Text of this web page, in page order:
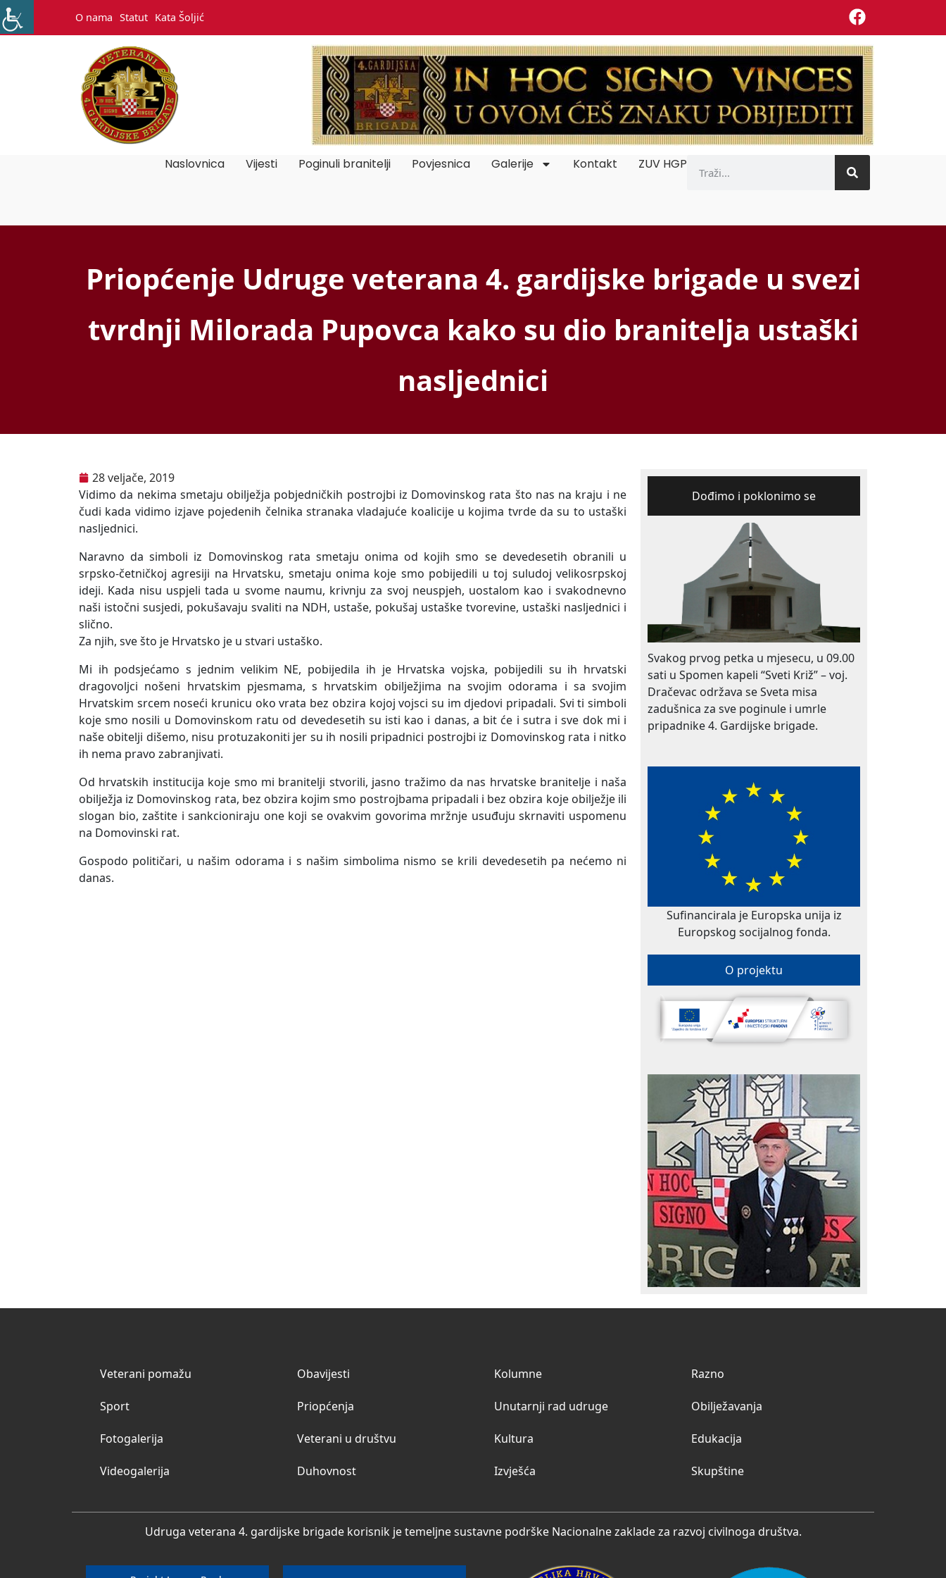
O nama Statut Kata Šoljić
Naslovnica Vijesti Poginuli branitelji Povjesnica Galerije Kontakt ZUV HGP
Priopćenje Udruge veterana 4. gardijske brigade u svezi
tvrdnji Milorada Pupovca kako su dio branitelja ustaški
nasljednici
28 veljače, 2019
Vidimo da nekima smetaju obilježja pobjedničkih postrojbi iz Domovinskog rata što nas na kraju i ne
čudi kada vidimo izjave pojedenih čelnika stranaka vladajuće koalicije u kojima tvrde da su to ustaški
nasljednici.
Naravno da simboli iz Domovinskog rata smetaju onima od kojih smo se devedesetih obranili u
srpsko-četničkoj agresiji na Hrvatsku, smetaju onima koje smo pobijedili u toj suludoj velikosrpskoj
ideji. Kada nisu uspjeli tada u svome naumu, krivnju za svoj neuspjeh, uostalom kao i svakodnevno
naši istočni susjedi, pokušavaju svaliti na NDH, ustaše, pokušaj ustaške tvorevine, ustaški nasljednici i
slično.
Za njih, sve što je Hrvatsko je u stvari ustaško.
Mi ih podsjećamo s jednim velikim NE, pobijedila ih je Hrvatska vojska, pobijedili su ih hrvatski
dragovoljci nošeni hrvatskim pjesmama, s hrvatskim obilježjima na svojim odorama i sa svojim
Hrvatskim srcem noseći krunicu oko vrata bez obzira kojoj vojsci su im djedovi pripadali. Svi ti simboli
koje smo nosili u Domovinskom ratu od devedesetih su isti kao i danas, a bit će i sutra i sve dok mi i
naše obitelji dišemo, nisu protuzakoniti jer su ih nosili pripadnici postrojbi iz Domovinskog rata i nitko
ih nema pravo zabranjivati.
Od hrvatskih institucija koje smo mi branitelji stvorili, jasno tražimo da nas hrvatske branitelje i naša
obilježja iz Domovinskog rata, bez obzira kojim smo postrojbama pripadali i bez obzira koje obilježje ili
slogan bio, zaštite i sankcioniraju one koji se ovakvim govorima mržnje usuđuju skrnaviti uspomenu
na Domovinski rat.
Gospodo političari, u našim odorama i s našim simbolima nismo se krili devedesetih pa nećemo ni
danas.
Dođimo i poklonimo se
Svakog prvog petka u mjesecu, u 09.00
sati u Spomen kapeli “Sveti Križ” – voj.
Dračevac održava se Sveta misa
zadušnica za sve poginule i umrle
pripadnike 4. Gardijske brigade.
Sufinancirala je Europska unija iz
Europskog socijalnog fonda.
O projektu
Veterani pomažu
Sport
Fotogalerija
Videogalerija
Obavijesti
Priopćenja
Veterani u društvu
Duhovnost
Kolumne
Unutarnji rad udruge
Kultura
Izvješća
Razno
Obilježavanja
Edukacija
Skupštine
Udruga veterana 4. gardijske brigade korisnik je temeljne sustavne podrške Nacionalne zaklade za razvoj civilnoga društva.